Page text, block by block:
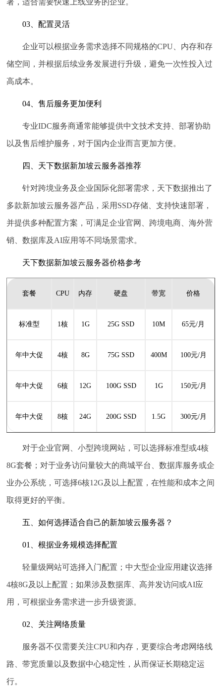
03、配置灵活
企业可以根据业务需求选择不同规格的CPU、内存和存
储空间，并根据后续业务发展进行升级，避免一次性投入过
高成本。
04、售后服务更加便利
专业IDC服务商通常能够提供中文技术支持、部署协助
以及售后维护服务，对于国内企业而言更加方便。
四、天下数据新加坡云服务器推荐
针对跨境业务及企业国际化部署需求，天下数据推出了
多款新加坡云服务器产品，采用SSD存储、支持快速部署，
并提供多种配置方案，可满足企业官网、跨境电商、海外营
销、数据库及AI应用等不同场景需求。
天下数据新加坡云服务器价格参考
套餐 CPU 内存 硬盘 带宽 价格
标准型 1核 1G 25G SSD 10M 65元/月
年中大促 4核 8G 75G SSD 400M 100元/月
年中大促 6核 12G 100G SSD 1G 150元/月
年中大促 8核 24G 200G SSD 1.5G 300元/月
对于企业官网、小型跨境网站，可以选择标准型或4核
8G套餐；对于业务访问量较大的商城平台、数据库服务或企
业办公系统，可选择6核12G及以上配置，在性能和成本之间
取得更好的平衡。
五、如何选择适合自己的新加坡云服务器？
01、根据业务规模选择配置
轻量级网站可选择入门配置；中大型企业应用建议选择
4核8G及以上配置；如果涉及数据库、高并发访问或AI应
用，可根据业务需求进一步升级资源。
02、关注网络质量
服务器不仅需要关注CPU和内存，更要综合考虑网络线
路、带宽质量以及数据中心稳定性，从而保证长期稳定运
行。